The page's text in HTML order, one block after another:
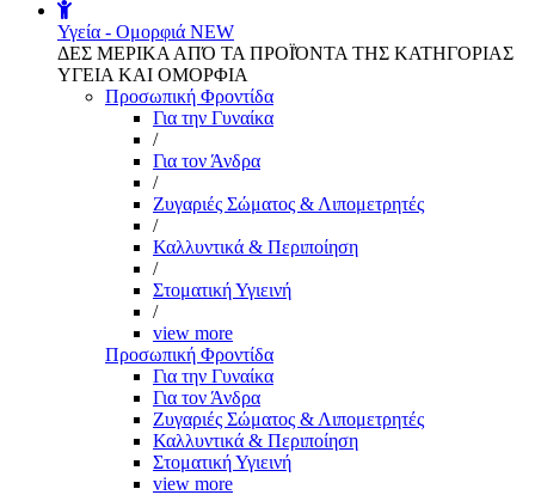
Υγεία - Ομορφιά NEW
ΔΕΣ ΜΕΡΙΚΑ ΑΠΌ ΤΑ ΠΡΟΪΌΝΤΑ ΤΗΣ ΚΑΤΗΓΟΡΙΑΣ
ΥΓΕΙΑ ΚΑΙ ΟΜΟΡΦΙΑ
Προσωπική Φροντίδα
Για την Γυναίκα
/
Για τον Άνδρα
/
Ζυγαριές Σώματος & Λιπομετρητές
/
Καλλυντικά & Περιποίηση
/
Στοματική Υγιεινή
/
view more
Προσωπική Φροντίδα
Για την Γυναίκα
Για τον Άνδρα
Ζυγαριές Σώματος & Λιπομετρητές
Καλλυντικά & Περιποίηση
Στοματική Υγιεινή
view more